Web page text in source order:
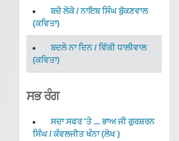
ਬਚੋ ਲੋਕੋ/ਨਾਇਬ ਸਿੰਘ ਬੁੱਕਣਵਾਲ
(ਕਵਿਤਾ)
ਬਦਲੇ ਨਾ ਦਿਨ/ ਵਿੱਕੀ ਧਾਲੀਵਾਲ
(ਕਵਿਤਾ)
ਸਭ ਰੰਗ
ਸਦਾ ਸਫਰ 'ਤੇ ... ਭਾਅ ਜੀ ਗੁਰਸ਼ਰਨ
ਸਿੰਘ/ਕੰਵਲਜੀਤ ਖੰਨਾ(ਲੇਖ)